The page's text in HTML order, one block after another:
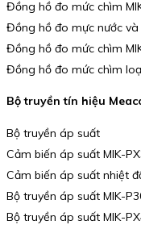
Đồng hồ đo mức chìm
Đồng hồ đo mực nước và
Đồng hồ đo mức chìm
Đồng hồ đo mức chìm
Bộ truyền tín hiệu
Bộ truyền áp suất
Cảm biến áp suất MIK-
Cảm biến áp suất nhiệt
Bộ truyền áp suất MIK-
Bộ truyền áp suất MIK-